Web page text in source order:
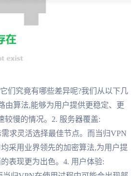
们究竟有哪些差异呢?我们从以下几
由算法,能够为用户提供更稳定、更
较慢的情况。2. 服务器覆盖:
求灵活选择最佳节点。而当归VPN
采用业界领先的加密算法,为用户提
表现更为出色。4. 用户体验: